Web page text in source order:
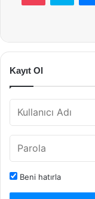
Kayıt Ol
Beni hatırla